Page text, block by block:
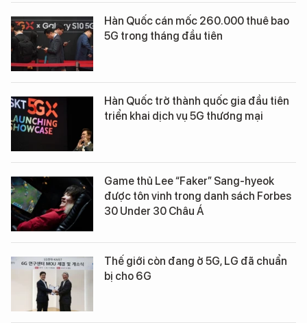
Hàn Quốc cán mốc 260.000 thuê bao
5G trong tháng đầu tiên
Hàn Quốc trở thành quốc gia đầu tiên
triển khai dịch vụ 5G thương mại
Game thủ Lee “Faker” Sang-hyeok
được tôn vinh trong danh sách Forbes
30 Under 30 Châu Á
Thế giới còn đang ở 5G, LG đã chuẩn
bị cho 6G